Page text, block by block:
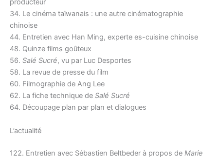
producteur
34. Le cinéma taïwanais : une autre cinématographie
chinoise
44. Entretien avec Han Ming, experte es-cuisine chinoise
48. Quinze films goûteux
56. Salé Sucré, vu par Luc Desportes
58. La revue de presse du film
60. Filmographie de Ang Lee
62. La fiche technique de Salé Sucré
64. Découpage plan par plan et dialogues
L’actualité
122. Entretien avec Sébastien Beltbeder à propos de Marie